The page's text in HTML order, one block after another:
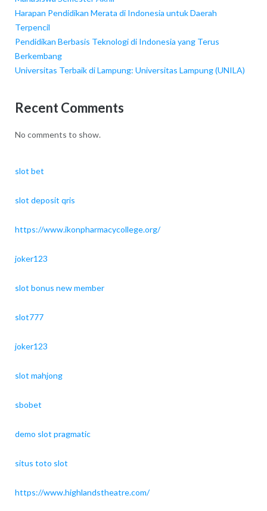
Harapan Pendidikan Merata di Indonesia untuk Daerah
Terpencil
Pendidikan Berbasis Teknologi di Indonesia yang Terus
Berkembang
Universitas Terbaik di Lampung: Universitas Lampung (UNILA)
Recent Comments
No comments to show.
slot bet
slot deposit qris
https://www.ikonpharmacycollege.org/
joker123
slot bonus new member
slot777
joker123
slot mahjong
sbobet
demo slot pragmatic
situs toto slot
https://www.highlandstheatre.com/